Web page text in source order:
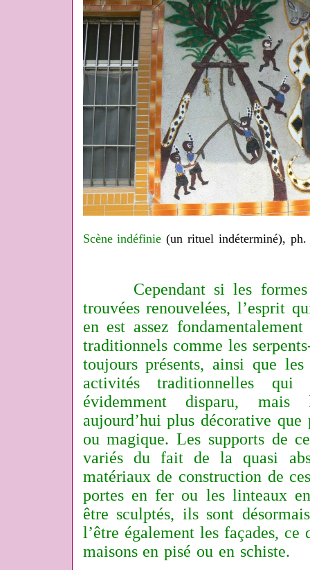
Scène indéfinie (un rituel indéterminé),
Cependant si les formes
trouvées renouvelées, l’esprit
en est assez
traditionnels comme les
toujours présents, ainsi que les
activités traditionnelles
évidemment disparu,
aujourd’hui plus décorative que
ou magique. Les supports de
variés du fait de la quasi
matériaux de construction de
portes en fer ou les linteaux
être sculptés, ils sont
l’être également les façades, ce
maisons en pisé ou en schiste.